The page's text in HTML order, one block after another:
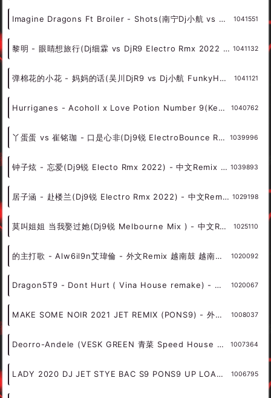
Imagine Dragons Ft Broiler - Shots(南宁Dj小航 vs DjR9 ProgHouse Rmx 2022) - 外文Remix 越南鼓 越南风格 1041551
黎明 - 眼睛想旅行(Dj细霖 vs DjR9 Electro Rmx 2022 粤语) - 中文Remix 中文CLUB 华语Remix 1041132
弹棉花的小花 - 妈妈的话(吴川DjR9 vs Dj小航 FunkyHouse Rmx 2022) - 中文Remix 中文CLUB 华语Remix 1041121
Hurriganes - Acoholl x Love Potion Number 9(Keebin Rmx)-越鼓男VinaHouse - 外文Remix 越南鼓 越南风格 1040762
丫蛋蛋 vs 崔铭珈 - 口是心非(Dj9锐 ElectroBounce Rmx 2022) - 中文Remix 中文CLUB 华语Remix 1039996
钟子炫 - 忘爱(Dj9锐 Electo Rmx 2022) - 中文Remix 中文CLUB 华语Remix 1039893
居子涵 - 赴楼兰(Dj9锐 Electro Rmx 2022) - 中文Remix 中文CLUB 华语Remix 1029198
莫叫姐姐 当我娶过她(Dj9锐 Melbourne Mix ) - 中文Remix 中文CLUB 华语Remix 1025110
的主打歌 - Alw6il9n艾瑋倫 - 外文Remix 越南鼓 越南风格 1020092
Dragon5T9 - Dont Hurt ( Vina House remake) - 外文Remix 越南鼓 越南风格 1020067
MAKE SOME NOIR 2021 JET REMIX (PONS9) - 外文Remix 越南鼓 越南风格 1008037
Deorro-Andele (VESK GREEN 青菜 Speed House Bootleg)（VESK GREEN 青菜 remix） - 9A - 150 - HOUSE 电音HOUSE 电音DJ舞曲 1007364
LADY 2020 DJ JET STYE BAC S9 PONS9 UP LOAD - 外文Remix 越南鼓 越南风格 1006795